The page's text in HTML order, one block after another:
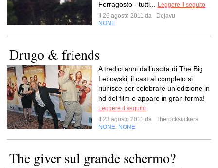
Ferragosto - tutti...
Leggere il seguito
Il 26 agosto 2011 da
Dejavu
NONE
Drugo & friends
A tredici anni dall’uscita di The Big
Lebowski, il cast al completo si
riunisce per celebrare un’edizione in
hd del film e appare in gran forma!
Leggere il seguito
Il 23 agosto 2011 da
Therocksuckers
NONE NONE
The giver sul grande schermo?